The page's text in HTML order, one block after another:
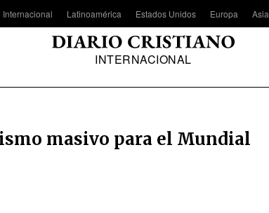
Internacional Latinoamérica Estados Unidos Europa Asia
INTERNACIONAL
masivo para el Mundial